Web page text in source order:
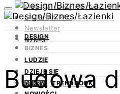
Magazyn Design/Biznes
ŁAZIENKA.PRO
Newsletter
Kontakt
DESIGN
BIZNES
LUDZIE
DZIEJE SIĘ
ODKRYJ
TRENDBOOK
BIZNES
Budowa